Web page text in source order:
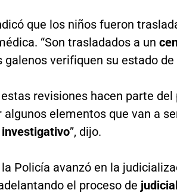
que los niños fueron
“Son trasladados a un
galenos verifiquen su estado de
revisiones hacen parte del
algunos elementos que van a
”, dijo.
la Policía avanzó en la
el proceso de